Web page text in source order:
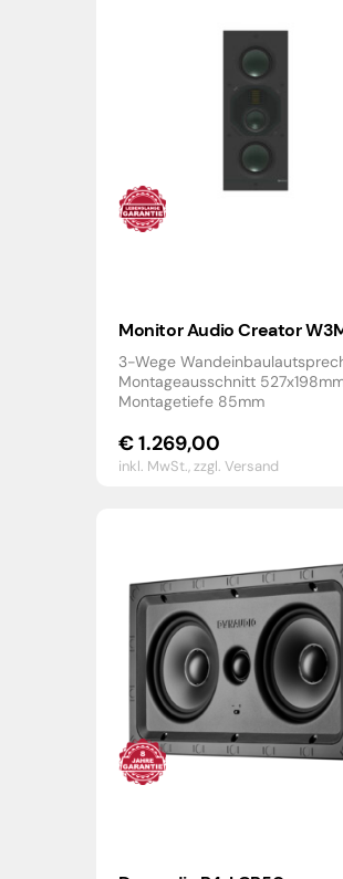
Monitor Audio Creator
3-Wege
Montageausschnitt
Montagetiefe 85mm
€1.269,00
inkl. MwSt.,zzgl. Versand